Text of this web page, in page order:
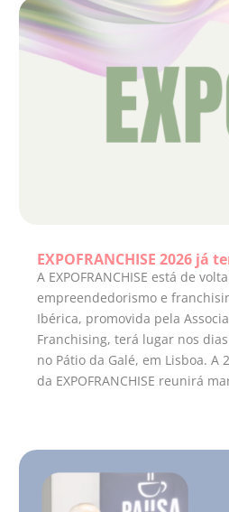
EXPOFRANCHISE 2026 já
A EXPOFRANCHISE está de
empreendedorismo e
Ibérica, promovida pela
Franchising, terá lugar nos
no Pátio da Galé, em Lisboa. A
da EXPOFRANCHISE reunirá